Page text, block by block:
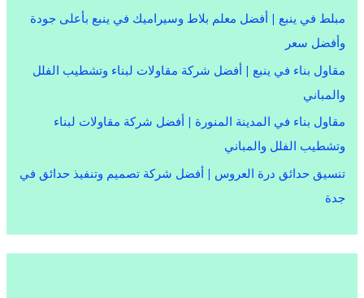
مبلط في ينبع | أفضل معلم بلاط وسيراميك في ينبع بأعلى جودة
وأفضل سعر
مقاول بناء في ينبع | أفضل شركة مقاولات لبناء وتشطيب الفلل
والمباني
مقاول بناء في المدينة المنورة | أفضل شركة مقاولات لبناء
وتشطيب الفلل والمباني
تنسيق حدائق درة العروس | أفضل شركة تصميم وتنفيذ حدائق في
جدة